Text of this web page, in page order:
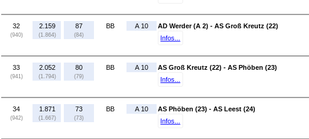
32
(940)
2.159
(1.864)
87
(84)
BB A 10
AD Werder (A 2) - AS Groß Kreutz (22)
Infos...
33
(941)
2.052
(1.794)
80
(79)
BB A 10
AS Groß Kreutz (22) - AS Phöben (23)
Infos...
34
(942)
1.871
(1.667)
73
(73)
BB A 10
AS Phöben (23) - AS Leest (24)
Infos...